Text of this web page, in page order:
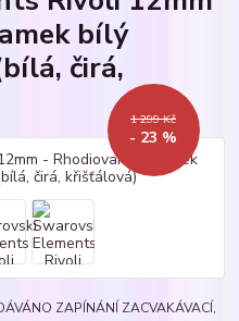
bílý
čirá,
1 299 Kč
- 23 %
ZAPÍNÁNÍ ZACVAKÁVACÍ,